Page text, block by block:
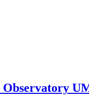
Observatory